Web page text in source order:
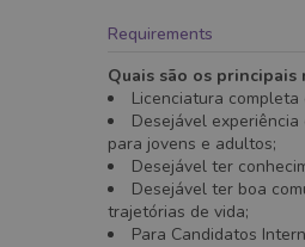
Requirements
Quais são os principais
Licenciatura completa
Desejável
para jovens e adultos;
Desejável ter
Desejável ter boa
trajetórias de vida;
Para Candidatos